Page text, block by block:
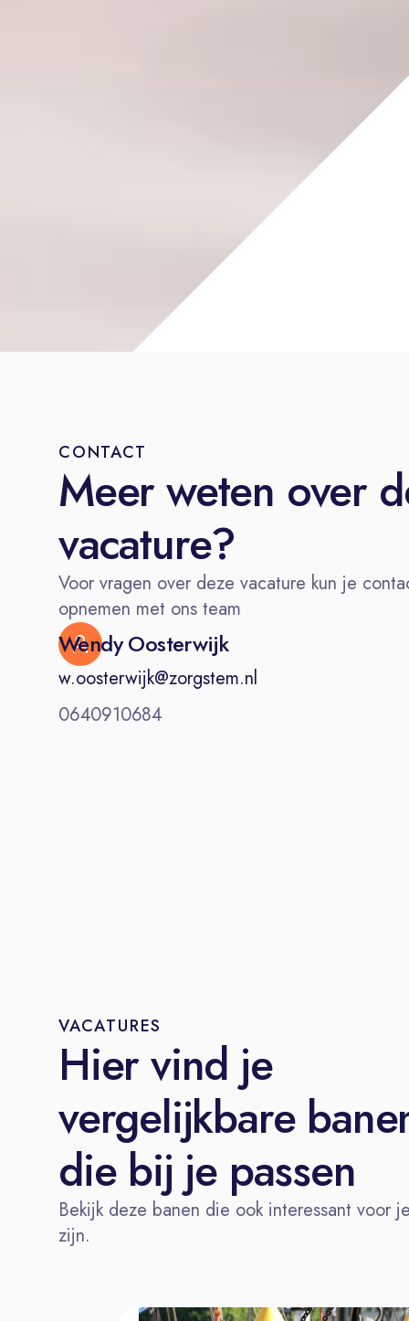
CONTACT
Meer weten over
vacature?
Voor vragen over deze vacature kun je
opnemen met ons team
Wendy Oosterwijk
w.oosterwijk@zorgstem.nl
0640910684
VACATURES
Hier vind je
vergelijkbare
die bij je passen
Bekijk deze banen die ook interessant voor
zijn.